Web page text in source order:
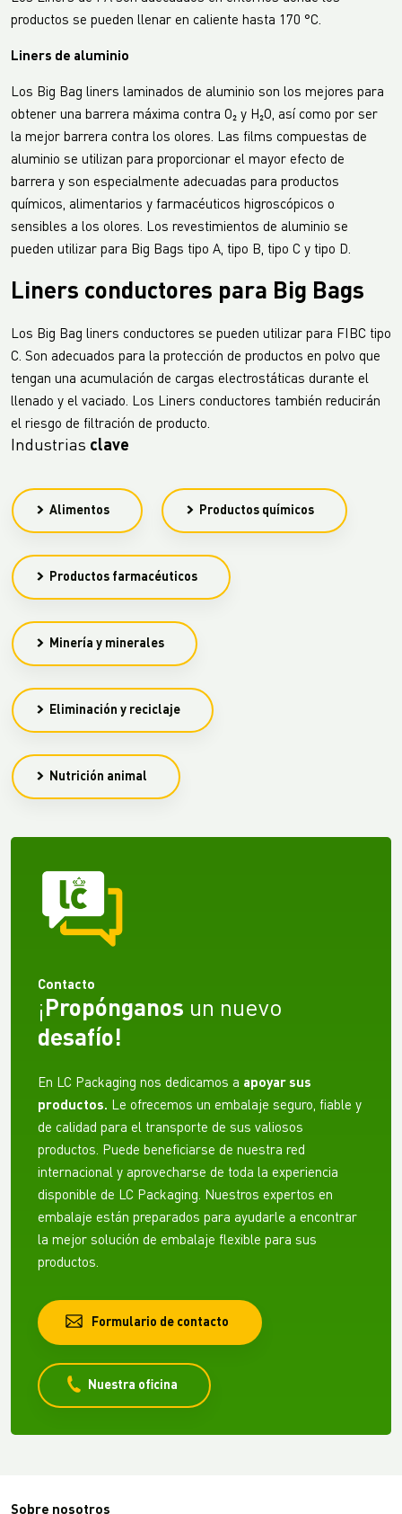
productos se pueden llenar en caliente hasta 170 °C.
Liners de aluminio
Los Big Bag liners laminados de aluminio son los mejores para
obtener una barrera máxima contra O₂ y H₂O, así como por ser
la mejor barrera contra los olores. Las films compuestas de
aluminio se utilizan para proporcionar el mayor efecto de
barrera y son especialmente adecuadas para productos
químicos, alimentarios y farmacéuticos higroscópicos o
sensibles a los olores. Los revestimientos de aluminio se
pueden utilizar para Big Bags tipo A, tipo B, tipo C y tipo D.
Liners conductores para Big Bags
Los Big Bag liners conductores se pueden utilizar para FIBC tipo
C. Son adecuados para la protección de productos en polvo que
tengan una acumulación de cargas electrostáticas durante el
llenado y el vaciado. Los Liners conductores también reducirán
el riesgo de filtración de producto.
Industrias clave
Alimentos Productos químicos
Productos farmacéuticos
Minería y minerales
Eliminación y reciclaje
Nutrición animal
Contacto
¡ Propónganos un nuevo
desafío!
En LC Packaging nos dedicamos a apoyar sus
productos. Le ofrecemos un embalaje seguro, fiable y
de calidad para el transporte de sus valiosos
productos. Puede beneficiarse de nuestra red
internacional y aprovecharse de toda la experiencia
disponible de LC Packaging. Nuestros expertos en
embalaje están preparados para ayudarle a encontrar
la mejor solución de embalaje flexible para sus
productos.
Formulario de contacto
Nuestra oficina
Sobre nosotros